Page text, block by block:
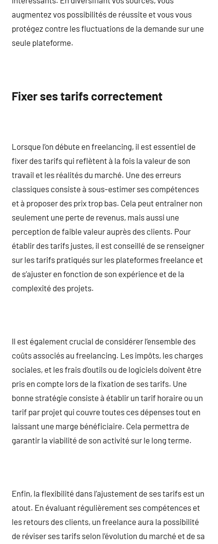
augmentez vos possibilités de réussite et vous vous
protégez contre les fluctuations de la demande sur une
seule plateforme.
Fixer ses tarifs correctement
Lorsque l’on débute en freelancing, il est essentiel de
fixer des tarifs qui reflètent à la fois la valeur de son
travail et les réalités du marché. Une des erreurs
classiques consiste à sous-estimer ses compétences
et à proposer des prix trop bas. Cela peut entraîner non
seulement une perte de revenus, mais aussi une
perception de faible valeur auprès des clients. Pour
établir des tarifs justes, il est conseillé de se renseigner
sur les tarifs pratiqués sur les plateformes freelance et
de s’ajuster en fonction de son expérience et de la
complexité des projets.
Il est également crucial de considérer l’ensemble des
coûts associés au freelancing. Les impôts, les charges
sociales, et les frais d’outils ou de logiciels doivent être
pris en compte lors de la fixation de ses tarifs. Une
bonne stratégie consiste à établir un tarif horaire ou un
tarif par projet qui couvre toutes ces dépenses tout en
laissant une marge bénéficiaire. Cela permettra de
garantir la viabilité de son activité sur le long terme.
Enfin, la flexibilité dans l’ajustement de ses tarifs est un
atout. En évaluant régulièrement ses compétences et
les retours des clients, un freelance aura la possibilité
de réviser ses tarifs selon l’évolution du marché et de sa